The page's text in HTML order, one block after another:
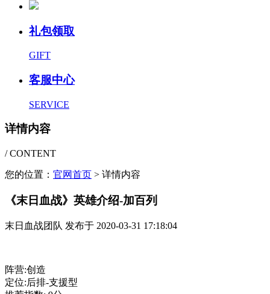
礼包领取
GIFT
客服中心
SERVICE
详情内容
/ CONTENT
您的位置： 官网首页 > 详情内容
《末日血战》英雄介绍-加百列
末日血战团队 发布于 2020-03-31 17:18:04
阵营:创造
定位:后排-支援型